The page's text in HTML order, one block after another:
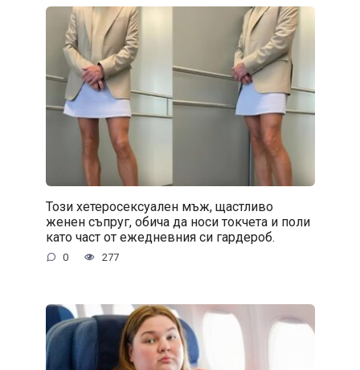
Този хетеросексуален мъж, щастливо
женен съпруг, обича да носи токчета и поли
като част от ежедневния си гардероб.
0 277